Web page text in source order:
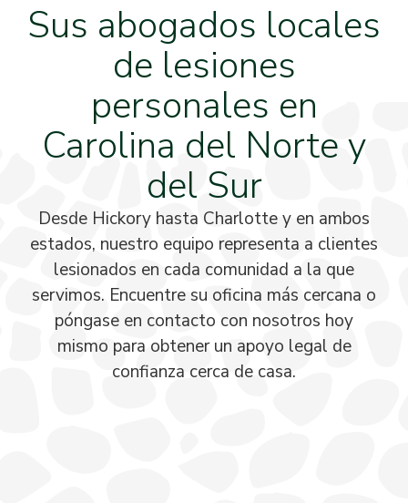
Sus abogados locales
de lesiones
personales en
Carolina del Norte y
del Sur
Desde Hickory hasta Charlotte y en ambos
estados, nuestro equipo representa a clientes
lesionados en cada comunidad a la que
servimos. Encuentre su oficina más cercana o
póngase en contacto con nosotros hoy
mismo para obtener un apoyo legal de
confianza cerca de casa.